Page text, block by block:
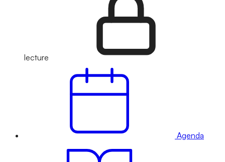
lecture
Agenda